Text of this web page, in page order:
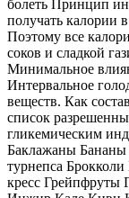
болеть Принцип
получать калории
Поэтому все
соков и сладкой
Минимальное
Интервальное
веществ. Как
список
гликемическим
Баклажаны Бананы
турнепса
кресс